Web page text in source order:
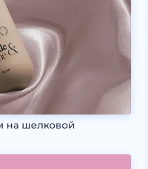
на шелковой